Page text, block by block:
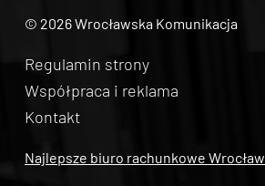
© 2026 Wrocławska Komunikacja
Regulamin strony
Współpraca i reklama
Kontakt
Najlepsze biuro rachunkowe Wrocław